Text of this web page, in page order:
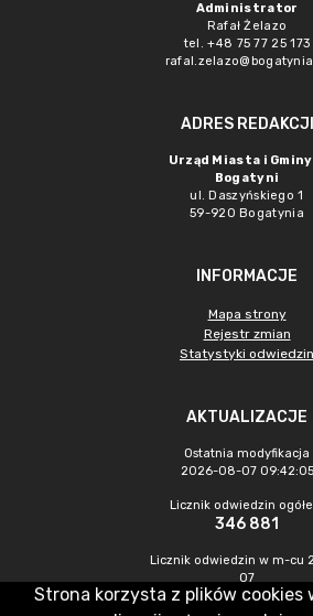
Administrator
Rafał Żelazo
tel. +48 75 77 25 173
ADRES REDAKCJI
Urząd Miasta i Gminy
Bogatyni
ul. Daszyńskiego 1
59-920 Bogatynia
INFORMACJE
Mapa strony
Rejestr zmian
Statystyki odwiedzin
AKTUALIZACJE
Ostatnia modyfikacja
2026-08-07 09:42:05
Licznik odwiedzin
346 881
Licznik odwiedzin w m-cu
07
1 272
Strona korzysta z plików cookies